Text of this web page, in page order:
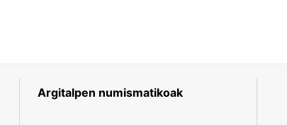
Argitalpen numismatikoak